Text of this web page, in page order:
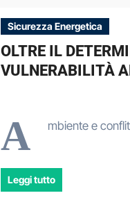
Sicurezza Energetica
OLTRE IL
VULNERABILITÀ
A
mbiente e
Leggi tutto